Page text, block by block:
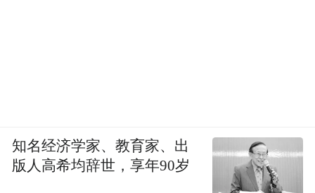
知名经济学家、教育家、出
版人高希均辞世，享年90岁